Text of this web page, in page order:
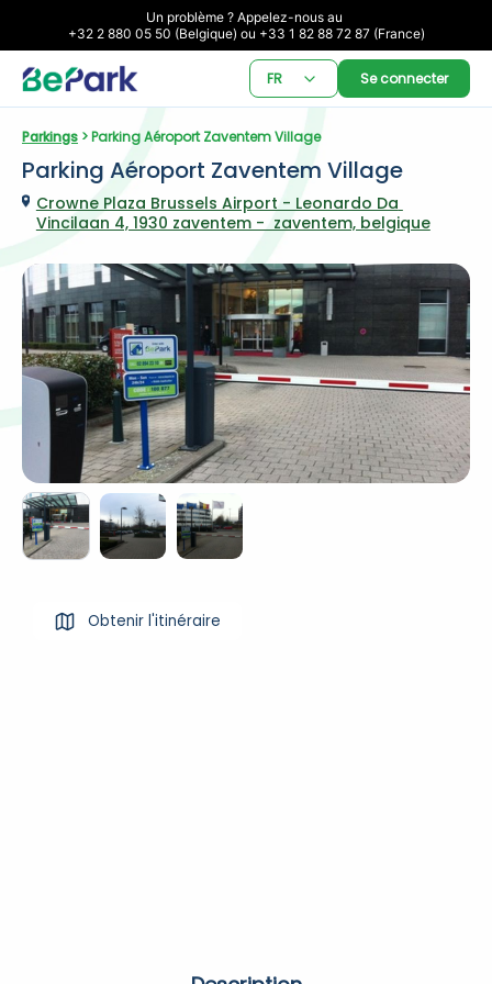
Un problème ? Appelez-nous au
+32 2 880 05 50 (Belgique) ou +33 1 82 88 72 87 (France)
FR Se connecter
Parkings > Parking Aéroport Zaventem Village
Parking Aéroport Zaventem Village
Crowne Plaza Brussels Airport - Leonardo Da
Vincilaan 4, 1930 zaventem -  zaventem, belgique
Obtenir l'itinéraire